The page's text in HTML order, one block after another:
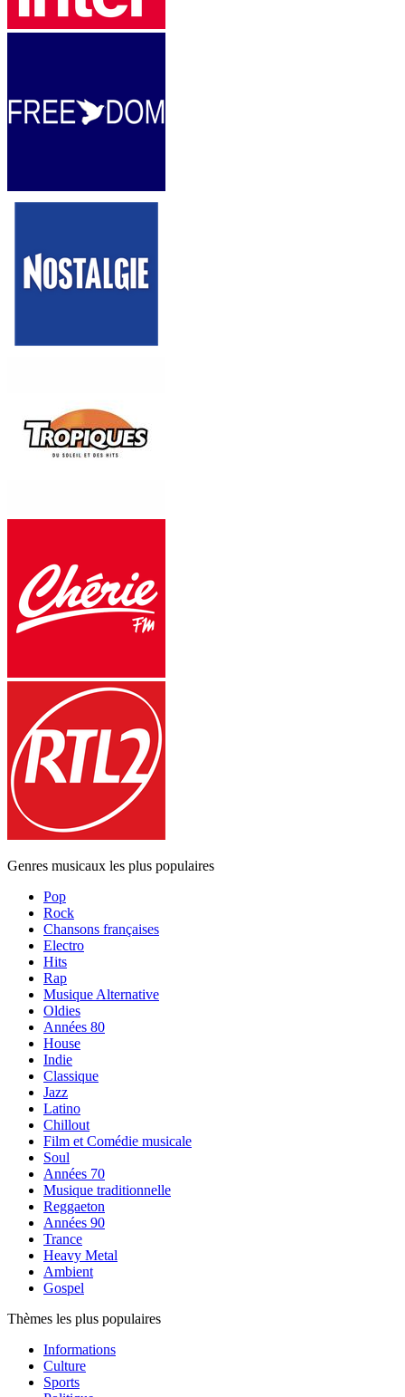
Genres musicaux les plus populaires
Pop
Rock
Chansons françaises
Electro
Hits
Rap
Musique Alternative
Oldies
Années 80
House
Indie
Classique
Jazz
Latino
Chillout
Film et Comédie musicale
Soul
Années 70
Musique traditionnelle
Reggaeton
Années 90
Trance
Heavy Metal
Ambient
Gospel
Thèmes les plus populaires
Informations
Culture
Sports